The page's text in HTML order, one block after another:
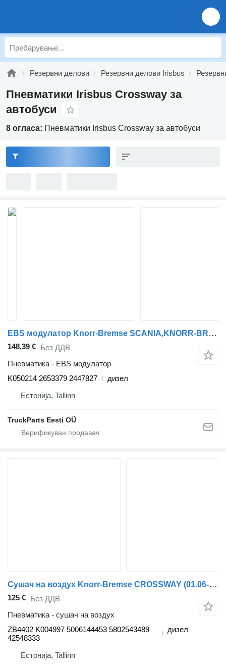
Резервни делови Резервни делови Irisbus
Пневматики Irisbus Crossway за
автобуси
8 огласа: Пневматики Irisbus Crossway за автобуси
EBS модулатор Knorr-Bremse SCANIA,KNORR-BREMSE CROSSWAY (01.06-) K050214 за автобус Irisbus Arway, Crossway, Crealis, Magelys, Proway, Daily Tourys (2006-)
148,39 € Без ДДВ
Пневматика - EBS модулатор
K050214 2653379 2447827
дизел
Естонија, Tallinn
TruckParts Eesti OÜ
Сушач на воздух Knorr-Bremse CROSSWAY (01.06-) ZB4402 K004997 за автобус Irisbus Arway, Crossway, Crealis, Magelys, Proway, Daily Tourys (2006-)
125 € Без ДДВ
Пневматика - сушач на воздух
ZB4402 K004997 5006144453 5802543489
42548333
дизел
Естонија, Tallinn